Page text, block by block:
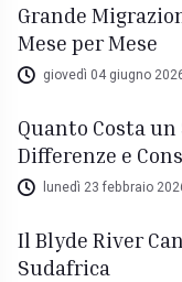
Grande
Mese per Mese
giovedì 04 giugno
Quanto Costa un
Differenze e
lunedì 23 febbraio
Il Blyde River
Sudafrica